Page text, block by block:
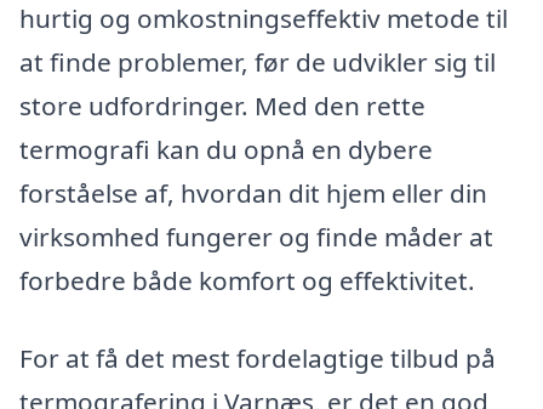
hurtig og omkostningseffektiv metode til
at finde problemer, før de udvikler sig til
store udfordringer. Med den rette
termografi kan du opnå en dybere
forståelse af, hvordan dit hjem eller din
virksomhed fungerer og finde måder at
forbedre både komfort og effektivitet.
For at få det mest fordelagtige tilbud på
termografering i Varnæs, er det en god